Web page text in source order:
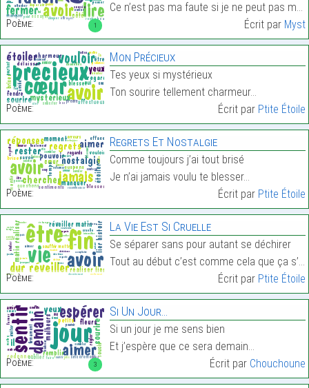
1
Poème:
Ce n’est pas ma faute si je ne peut pas me passer …
Écrit par Myst
Poème:
Mon Précieux
Tes yeux si mystérieux
Ton sourire tellement charmeur…
Écrit par Ptite Étoile
Poème:
Regrets Et Nostalgie
Comme toujours j’ai tout brisé
Je n’ai jamais voulu te blesser…
Écrit par Ptite Étoile
Poème:
La Vie Est Si Cruelle
Se séparer sans pour autant se déchirer
Tout au début c’est comme cela que ça s’est passé …
Écrit par Ptite Étoile
3
Poème:
Si Un Jour…
Si un jour je me sens bien
Et j’espère que ce sera demain…
Écrit par Chouchoune